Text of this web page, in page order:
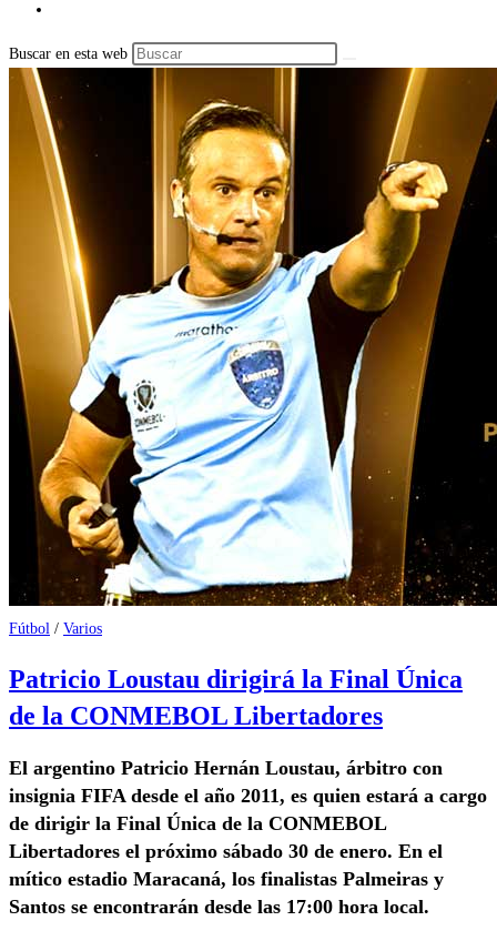
Buscar en esta web
Fútbol / Varios
Patricio Loustau dirigirá la Final Única
de la CONMEBOL Libertadores
El argentino Patricio Hernán Loustau, árbitro con
insignia FIFA desde el año 2011, es quien estará a cargo
de dirigir la Final Única de la CONMEBOL
Libertadores el próximo sábado 30 de enero. En el
mítico estadio Maracaná, los finalistas Palmeiras y
Santos se encontrarán desde las 17:00 hora local.